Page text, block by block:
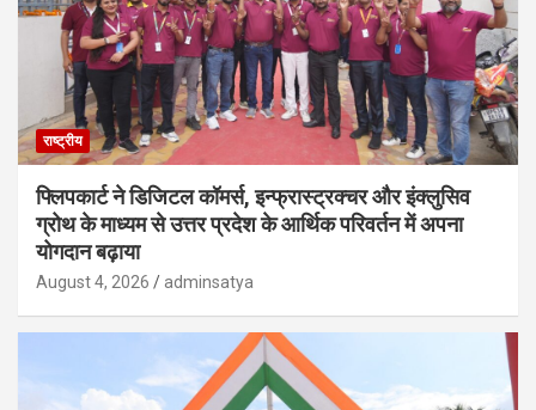
राष्ट्रीय
फ्लिपकार्ट ने डिजिटल कॉमर्स, इन्फ्रास्ट्रक्चर और इंक्लुसिव
ग्रोथ के माध्यम से उत्तर प्रदेश के आर्थिक परिवर्तन में अपना
योगदान बढ़ाया
August 4, 2026 adminsatya